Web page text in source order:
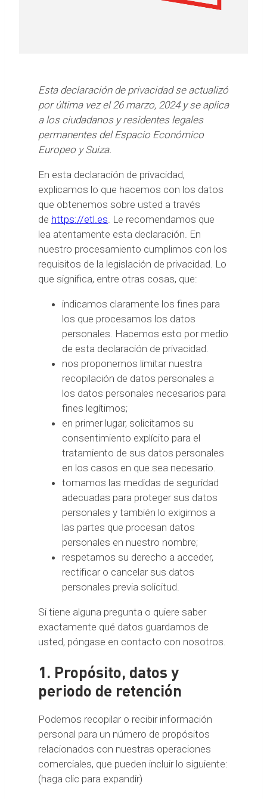
Esta declaración de privacidad se actualizó
por última vez el 26 marzo, 2024 y se aplica
a los ciudadanos y residentes legales
permanentes del Espacio Económico
Europeo y Suiza.
En esta declaración de privacidad,
explicamos lo que hacemos con los datos
que obtenemos sobre usted a través
de https://etl.es. Le recomendamos que
lea atentamente esta declaración. En
nuestro procesamiento cumplimos con los
requisitos de la legislación de privacidad. Lo
que significa, entre otras cosas, que:
indicamos claramente los fines para
los que procesamos los datos
personales. Hacemos esto por medio
de esta declaración de privacidad.
nos proponemos limitar nuestra
recopilación de datos personales a
los datos personales necesarios para
fines legítimos;
en primer lugar, solicitamos su
consentimiento explícito para el
tratamiento de sus datos personales
en los casos en que sea necesario.
tomamos las medidas de seguridad
adecuadas para proteger sus datos
personales y también lo exigimos a
las partes que procesan datos
personales en nuestro nombre;
respetamos su derecho a acceder,
rectificar o cancelar sus datos
personales previa solicitud.
Si tiene alguna pregunta o quiere saber
exactamente qué datos guardamos de
usted, póngase en contacto con nosotros.
1. Propósito, datos y
periodo de retención
Podemos recopilar o recibir información
personal para un número de propósitos
relacionados con nuestras operaciones
comerciales, que pueden incluir lo siguiente:
(haga clic para expandir)